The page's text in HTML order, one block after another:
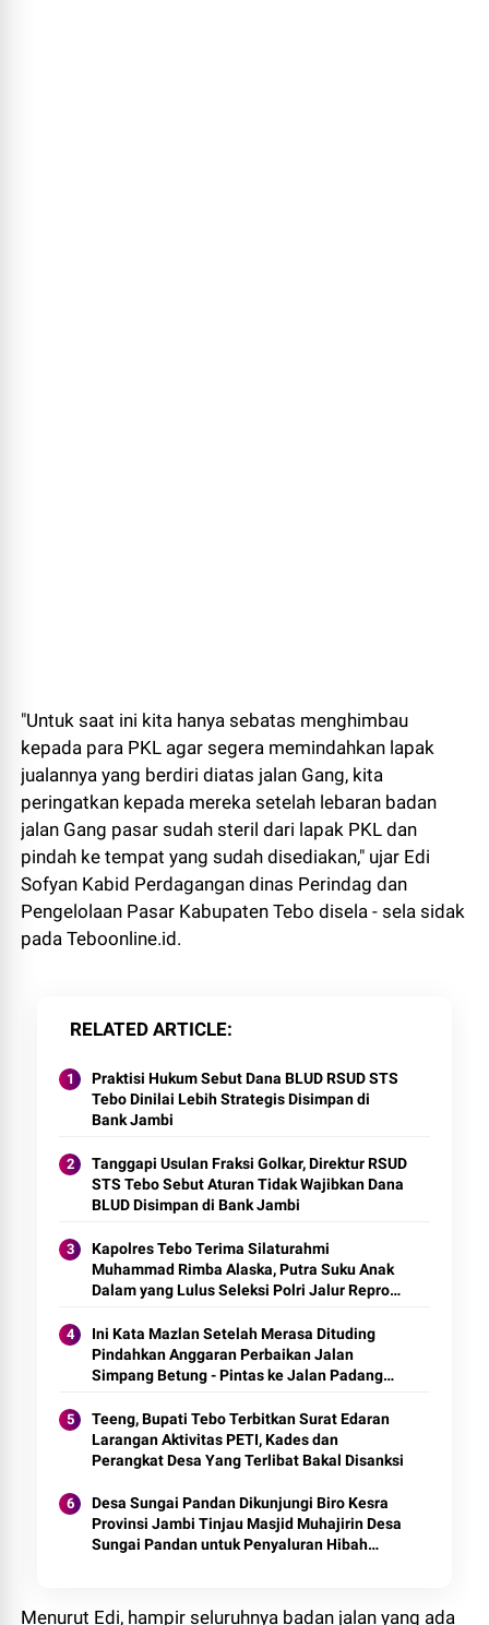
"Untuk saat ini kita hanya sebatas menghimbau
kepada para PKL agar segera memindahkan lapak
jualannya yang berdiri diatas jalan Gang, kita
peringatkan kepada mereka setelah lebaran badan
jalan Gang pasar sudah steril dari lapak PKL dan
pindah ke tempat yang sudah disediakan," ujar Edi
Sofyan Kabid Perdagangan dinas Perindag dan
Pengelolaan Pasar Kabupaten Tebo disela - sela sidak
pada Teboonline.id.
RELATED ARTICLE
Praktisi Hukum Sebut Dana BLUD RSUD STS
Tebo Dinilai Lebih Strategis Disimpan di
Bank Jambi
Tanggapi Usulan Fraksi Golkar, Direktur RSUD
STS Tebo Sebut Aturan Tidak Wajibkan Dana
BLUD Disimpan di Bank Jambi
Kapolres Tebo Terima Silaturahmi
Muhammad Rimba Alaska, Putra Suku Anak
Dalam yang Lulus Seleksi Polri Jalur Repro
Ini Kata Mazlan Setelah Merasa Dituding
Pindahkan Anggaran Perbaikan Jalan
Simpang Betung - Pintas ke Jalan Padang
Teeng, Bupati Tebo Terbitkan Surat Edaran
Larangan Aktivitas PETI, Kades dan
Perangkat Desa Yang Terlibat Bakal Disanksi
Desa Sungai Pandan Dikunjungi Biro Kesra
Provinsi Jambi Tinjau Masjid Muhajirin Desa
Sungai Pandan untuk Penyaluran Hibah
Menurut Edi, hampir seluruhnya badan jalan yang ada